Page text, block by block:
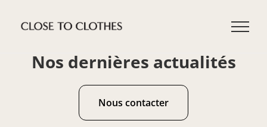
Nos dernières actualités
Nous contacter